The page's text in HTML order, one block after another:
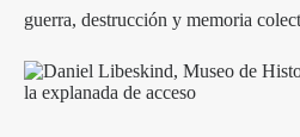
guerra, destrucción y memoria